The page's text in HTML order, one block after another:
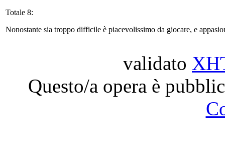
Totale 8:
Nonostante sia troppo difficile è piacevolissimo da giocare, e
validato
Questo/a opera è